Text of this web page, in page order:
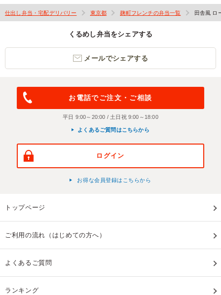
仕出し弁当・宅配デリバリー 東京都 麹町フレンチの弁当一覧 田舎風 ロ
くるめし弁当をシェアする
メールでシェアする
お電話でご注文・ご相談
平日 9:00～20:00 / 土日祝 9:00～18:00
よくあるご質問はこちらから
ログイン
お得な会員登録はこちらから
トップページ
ご利用の流れ（はじめての方へ）
よくあるご質問
ランキング